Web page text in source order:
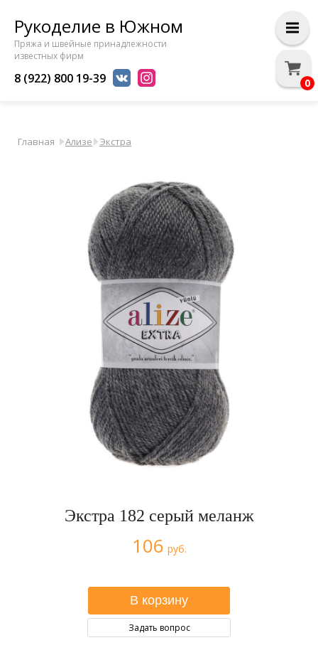
Рукоделие в Южном
Пряжа и швейные принадлежности
известных фирм
8 (922) 800 19-39
Главная Ализе Экстра
Экстра 182 серый меланж
106 руб.
Задать вопрос
0